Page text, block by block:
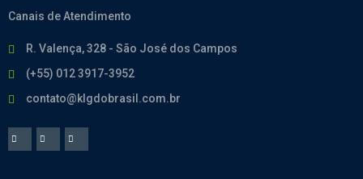
Canais de Atendimento
R. Valença, 328 - São José dos Campos
(+55) 012 3917-3952
contato@klgdobrasil.com.br